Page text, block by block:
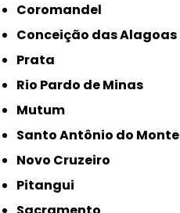
Coromandel
Conceição das Alagoas
Prata
Rio Pardo de Minas
Mutum
Santo Antônio do Monte
Novo Cruzeiro
Pitangui